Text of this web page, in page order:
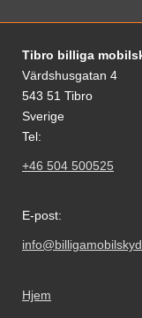
Footer-
Tibro billiga
Värdshusgatan 4
543 51 Tibro
Sverige
Tel:
+46 504 500525
E-post:
Hjem